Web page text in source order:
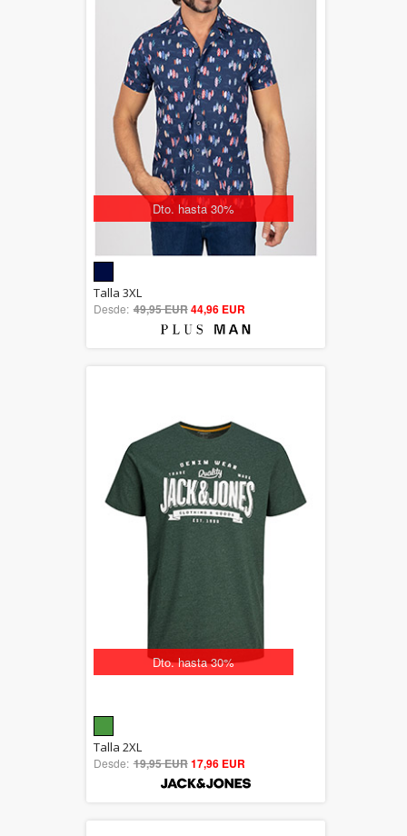
Dto. hasta 30%
out of 5
Talla 3XL
Desde: 49,95 EUR44,96 EUR
Dto. hasta 30%
out of 5
Talla 2XL
Desde: 19,95 EUR17,96 EUR